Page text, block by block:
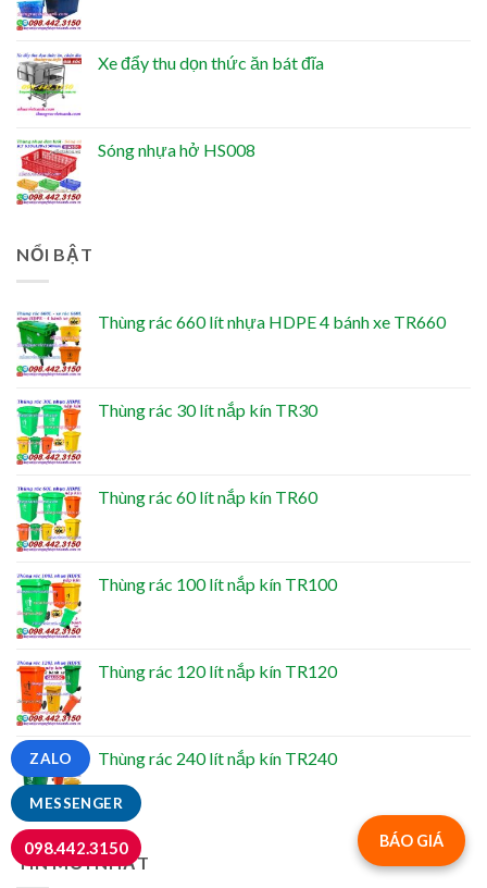
Xe đẩy thu dọn thức ăn bát đĩa
Sóng nhựa hở HS008
NỔI BẬT
Thùng rác 660 lít nhựa HDPE 4 bánh xe TR660
Thùng rác 30 lít nắp kín TR30
Thùng rác 60 lít nắp kín TR60
Thùng rác 100 lít nắp kín TR100
Thùng rác 120 lít nắp kín TR120
Thùng rác 240 lít nắp kín TR240
TIN MỚI NHẤT
BÁO GIÁ
MESSENGER
ZALO
098.442.3150